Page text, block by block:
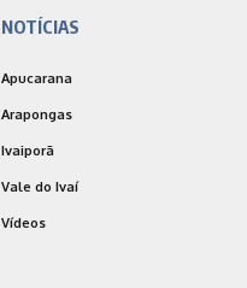
NOTÍCIAS
Apucarana
Arapongas
Ivaiporã
Vale do Ivaí
Vídeos